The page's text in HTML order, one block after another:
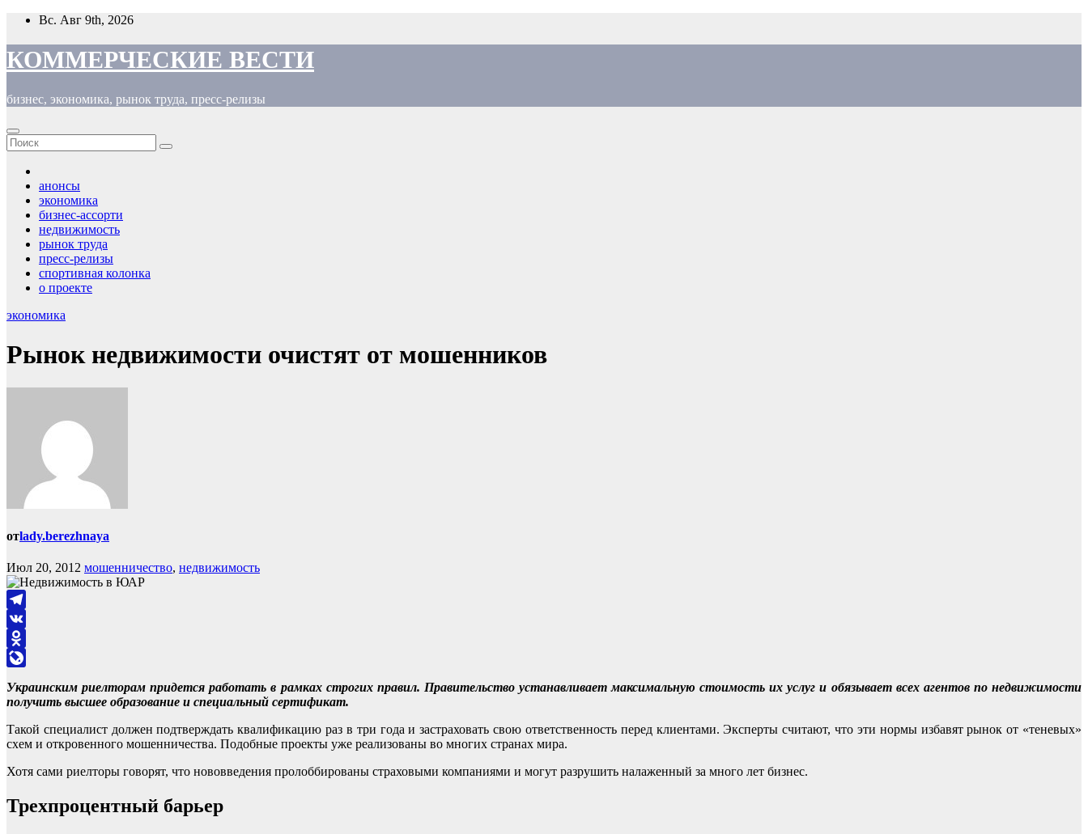
Перейти
содержимому
Вс. Авг 9th, 2026
КОММЕРЧЕСКИЕ ВЕСТИ
бизнес, экономика, рынок труда, пресс-релизы
анонсы
экономика
бизнес-ассорти
недвижимость
рынок труда
пресс-релизы
спортивная колонка
о проекте
экономика
Рынок недвижимости очистят от мошенников
отlady.berezhnaya
Июл 20, 2012 мошенничество, недвижимость
Telegram
VK
Odnoklassniki
Украинским риелторам придется работать в рамках строгих правил. Правительство устанавливает максимальную стоимость их услуг и обязывает всех агентов по недвижимости
получить высшее образование и специальный сертификат.
Такой специалист должен подтверждать квалификацию раз в три года и застраховать свою ответственность перед клиентами. Эксперты считают, что эти нормы избавят рынок от «теневых»
схем и откровенного мошенничества. Подобные проекты уже реализованы во многих странах мира.
Хотя сами риелторы говорят, что нововведения пролоббированы страховыми компаниями и могут разрушить налаженный за много лет бизнес.
Трехпроцентный барьер